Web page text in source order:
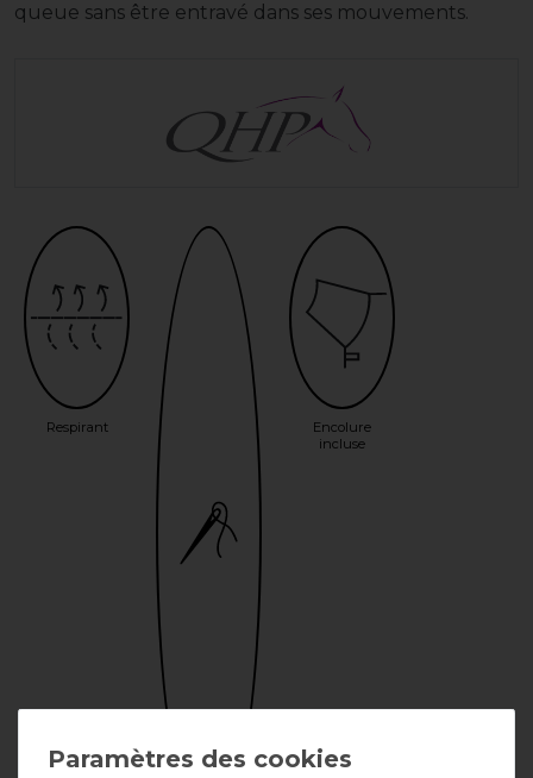
queue sans être entravé dans ses mouvements.
Respirant
Encolure
incluse